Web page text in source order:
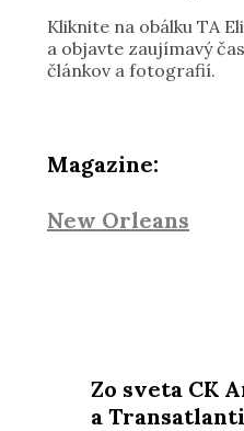
Kliknite na obálku TA
a objavte zaujímavý
článkov a fotografií.
Magazine:
New Orleans
Zo sveta CK
a